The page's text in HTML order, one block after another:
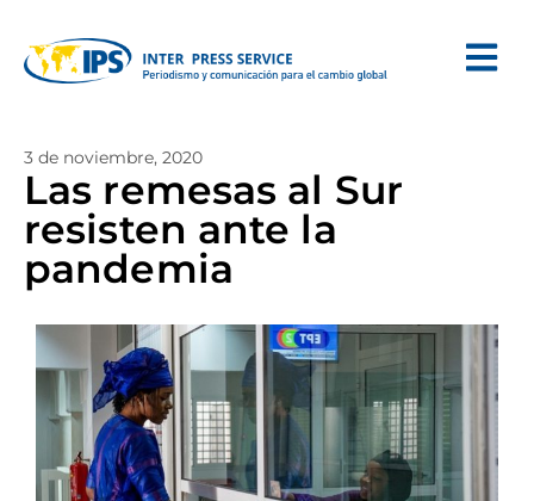
3 de noviembre, 2020
Las remesas al Sur
resisten ante la
pandemia